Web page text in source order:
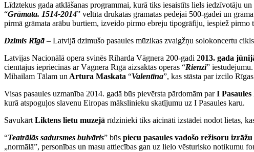
Līdztekus gada atklāšanas programmai, kurā tiks iesaistīts liels iedzīvotāju
“Grāmata. 1514-2014” veltīta drukātās grāmatas pēdējai 500-gadei un
pirmā grāmata arābu burtiem, izveido pirmo ebreju tipogrāfiju, iespiež
Dzimis Rīgā – Latvijā dzimušo pasaules mūzikas zvaigžņu solokoncertu
Latvijas Nacionālā opera svinēs Riharda Vāgnera 200-gadi 2013. gada
cienītājus iepriecinās ar Vāgnera Rīgā aizsāktās operas “Rienzi”
Mihailam Tālam un Artura Maskata “Valentīna”, kas stāsta par izcilo
Visas pasaules uzmanība 2014. gadā būs pievērsta pārdomām parI Pasaules
kurā atspoguļos slavenu Eiropas mākslinieku skatījumu uz I Pasaules karu.
Savukārt Liktens lietu muzejā rīdzinieki tiks aicināti izstādei nodot lietas,
“Teatrālās sadursmes bulvāris” būs piecu pasaules vadošo režisoru
„normālā”, personības un masu attiecības gan uz lielo vēsturisko notikumu